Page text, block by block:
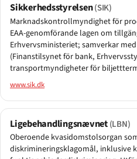
Sikkerhedsstyrelsen(SIK)
Marknadskontrollmyndighet för
EAA-genomförande lagen om
Erhvervsministeriet; samverkar
(Finanstilsynet för bank,
transportmyndigheter för
www.sik.dk
Ligebehandlingsnævnet(LBN)
Oberoende kvasidomstolsorgan
diskrimineringsklagomål, inklusive